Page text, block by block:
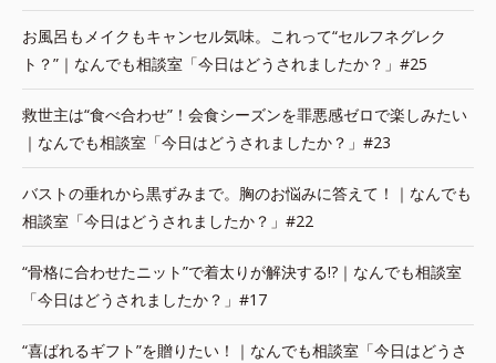
お風呂もメイクもキャンセル気味。これって“セルフネグレク
ト？”｜なんでも相談室「今日はどうされましたか？」#25
救世主は“食べ合わせ”！会食シーズンを罪悪感ゼロで楽しみたい
｜なんでも相談室「今日はどうされましたか？」#23
バストの垂れから黒ずみまで。胸のお悩みに答えて！｜なんでも
相談室「今日はどうされましたか？」#22
“骨格に合わせたニット”で着太りが解決する!?｜なんでも相談室
「今日はどうされましたか？」#17
“喜ばれるギフト”を贈りたい！｜なんでも相談室「今日はどうさ